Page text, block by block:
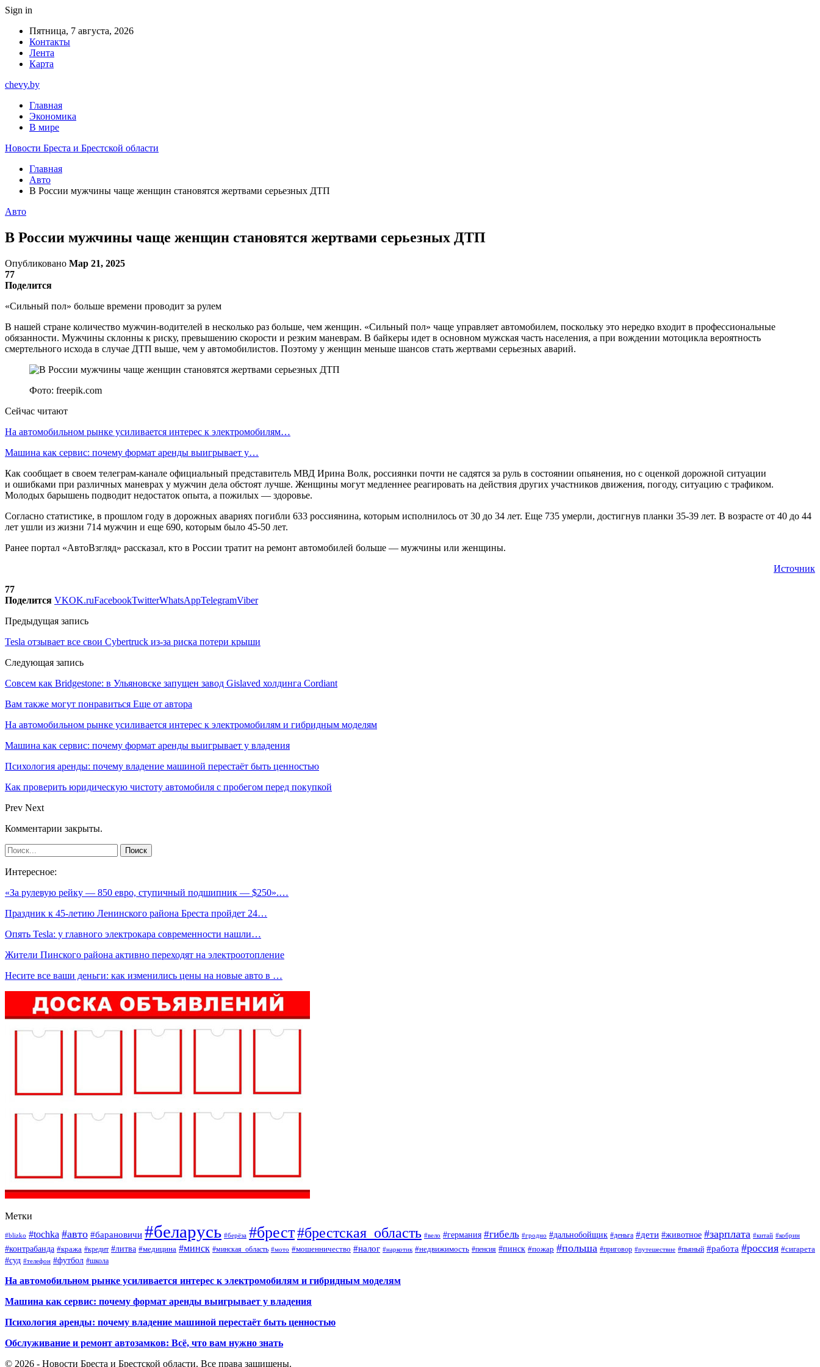
Sign in
Пятница, 7 августа, 2026
Контакты
Лента
Карта
chevy.by
Главная
Экономика
В мире
Новости Бреста и Брестской области
Главная
Авто
В России мужчины чаще женщин становятся жертвами серьезных ДТП
Авто
В России мужчины чаще женщин становятся жертвами серьезных ДТП
Опубликовано Мар 21, 2025
77
Поделится
«Сильный пол» больше времени проводит за рулем
В нашей стране количество мужчин-водителей в несколько раз больше, чем женщин. «Сильный пол» чаще управляет автомобилем, поскольку это нередко входит в профессиональные
обязанности. Мужчины склонны к риску, превышению скорости и резким маневрам. В байкеры идет в основном мужская часть населения, а при вождении мотоцикла вероятность
смертельного исхода в случае ДТП выше, чем у автомобилистов. Поэтому у женщин меньше шансов стать жертвами серьезных аварий.
Фото: freepik.com
Сейчас читают
На автомобильном рынке усиливается интерес к электромобилям…
Машина как сервис: почему формат аренды выигрывает у…
Как сообщает в своем телеграм-канале официальный представитель МВД Ирина Волк, россиянки почти не садятся за руль в состоянии опьянения, но с оценкой дорожной ситуации
и ошибками при различных маневрах у мужчин дела обстоят лучше. Женщины могут медленнее реагировать на действия других участников движения, погоду, ситуацию с трафиком.
Молодых барышень подводит недостаток опыта, а пожилых — здоровье.
Согласно статистике, в прошлом году в дорожных авариях погибли 633 россиянина, которым исполнилось от 30 до 34 лет. Еще 735 умерли, достигнув планки 35-39 лет. В возрасте от 40 до 44
лет ушли из жизни 714 мужчин и еще 690, которым было 45-50 лет.
Ранее портал «АвтоВзгляд» рассказал, кто в России тратит на ремонт автомобилей больше — мужчины или женщины.
Источник
77
Поделится VKOK.ruFacebookTwitterWhatsAppTelegramViber
Предыдущая запись
Tesla отзывает все свои Cybertruck из-за риска потери крыши
Следующая запись
Совсем как Bridgestone: в Ульяновске запущен завод Gislaved холдинга Cordiant
Вам также могут понравиться Еще от автора
На автомобильном рынке усиливается интерес к электромобилям и гибридным моделям
Машина как сервис: почему формат аренды выигрывает у владения
Психология аренды: почему владение машиной перестаёт быть ценностью
Как проверить юридическую чистоту автомобиля с пробегом перед покупкой
Prev Next
Комментарии закрыты.
Интересное:
«За рулевую рейку — 850 евро, ступичный подшипник — $250».…
Праздник к 45-летию Ленинского района Бреста пройдет 24…
Опять Tesla: у главного электрокара современности нашли…
Жители Пинского района активно переходят на электроотопление
Несите все ваши деньги: как изменились цены на новые авто в …
Метки
#blizko #tochka #авто #барановичи #беларусь #берёза #брест#брестская_область #вело #германия #гибель #гродно #дальнобойщик #деньга #дети #животное #зарплата #китай #кобрин
#контрабанда #кража #кредит #литва #медицина #минск #минская_область #мото #мошенничество #налог #наркотик #недвижимость #пенсия #пинск #пожар #польша #приговор #путешествие #пьяный #работа #россия #сигарета
#суд #телефон #футбол #школа
На автомобильном рынке усиливается интерес к электромобилям и гибридным моделям
Машина как сервис: почему формат аренды выигрывает у владения
Психология аренды: почему владение машиной перестаёт быть ценностью
Обслуживание и ремонт автозамков: Всё, что вам нужно знать
© 2026 - Новости Бреста и Брестской области. Все права защищены.